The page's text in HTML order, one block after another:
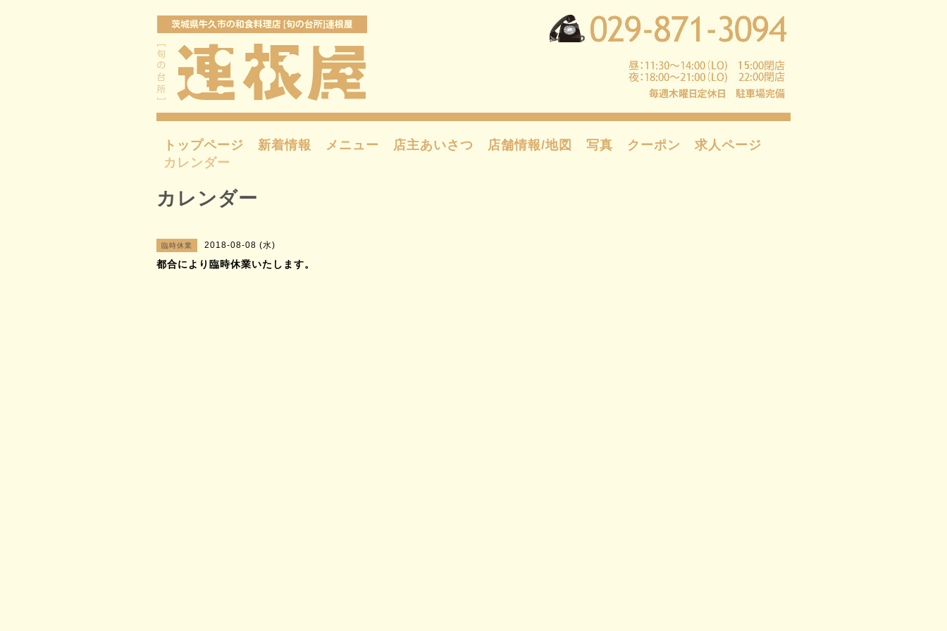
トップページ 新着情報 メニュー 店主あいさつ 店舗情報/地図 写真 クーポン
求人ページ
カレンダー
カレンダー
臨時休業 2018-08-08 (水)
都合により臨時休業いたします。